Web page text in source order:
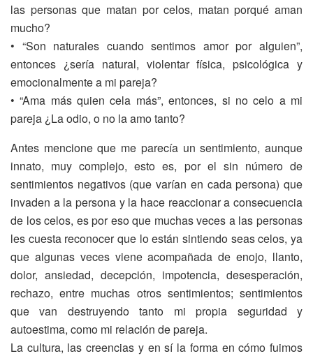
las personas que matan por celos, matan porqué aman
mucho?
• “Son naturales cuando sentimos amor por alguien”,
entonces ¿sería natural, violentar física, psicológica y
emocionalmente a mi pareja?
• “Ama más quien cela más”, entonces, si no celo a mi
pareja ¿La odio, o no la amo tanto?
Antes mencione que me parecía un sentimiento, aunque
innato, muy complejo, esto es, por el sin número de
sentimientos negativos (que varían en cada persona) que
invaden a la persona y la hace reaccionar a consecuencia
de los celos, es por eso que muchas veces a las personas
les cuesta reconocer que lo están sintiendo seas celos, ya
que algunas veces viene acompañada de enojo, llanto,
dolor, ansiedad, decepción, impotencia, desesperación,
rechazo, entre muchas otros sentimientos; sentimientos
que van destruyendo tanto mi propia seguridad y
autoestima, como mi relación de pareja.
La cultura, las creencias y en sí la forma en cómo fuimos